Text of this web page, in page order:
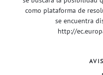
como plataforma de
se encuentra
http://